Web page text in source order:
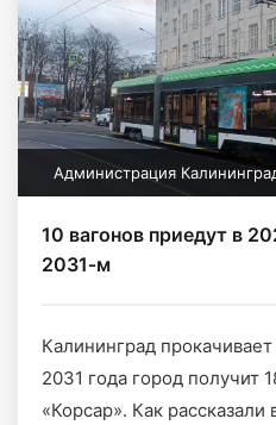
Администрация
10 вагонов приедут в
2031‑м
Калининград
2031 года город получит
«Корсар». Как